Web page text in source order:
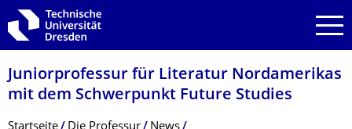
Zur Hauptnavigation springen
Zur Suche springen
Zum Inhalt springen
Juniorprofessur für Literatur Nordamerikas
mit dem Schwerpunkt Future Studies
Breadcrumb-Menü